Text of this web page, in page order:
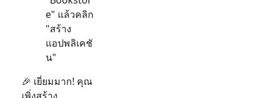
e" แล้วคลิก
"สร้าง
แอปพลิเคชั
น"
🎉 เยี่ยมมาก! คุณ